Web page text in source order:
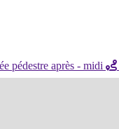
pédestre après - midi